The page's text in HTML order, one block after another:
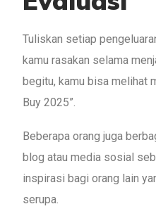
Tuliskan setiap
kamu rasakan selama
begitu, kamu bisa melihat
Buy 2025”.
Beberapa orang juga
blog atau media sosial
inspirasi bagi orang lain
serupa.